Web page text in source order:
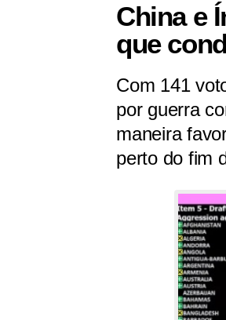
China e
que
Com 141
por guerra
maneira
perto do fim